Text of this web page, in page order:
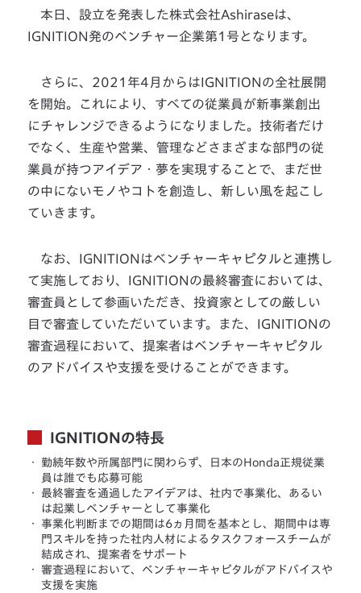
本日、設立を発表した株式会社Ashiraseは、
IGNITION発のベンチャー企業第1号となります。
さらに、2021年4月からはIGNITIONの全社展開
を開始。これにより、すべての従業員が新事業創出
にチャレンジできるようになりました。技術者だけ
でなく、生産や営業、管理などさまざまな部門の従
業員が持つアイデア・夢を実現することで、まだ世
の中にないモノやコトを創造し、新しい風を起こし
ていきます。
なお、IGNITIONはベンチャーキャピタルと連携し
て実施しており、IGNITIONの最終審査においては、
審査員として参画いただき、投資家としての厳しい
目で審査していただいています。また、IGNITIONの
審査過程において、提案者はベンチャーキャピタル
のアドバイスや支援を受けることができます。
IGNITIONの特長
・
勤続年数や所属部門に関わらず、日本のHonda正規従業
員は誰でも応募可能
・
最終審査を通過したアイデアは、社内で事業化、あるい
は起業しベンチャーとして事業化
・
事業化判断までの期間は6ヵ月間を基本とし、期間中は専
門スキルを持った社内人材によるタスクフォースチームが
結成され、提案者をサポート
・
審査過程において、ベンチャーキャピタルがアドバイスや
支援を実施